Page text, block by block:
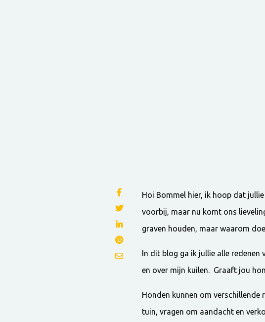
Hoi Bommel hier, ik hoop dat
voorbij, maar nu komt ons
graven houden, maar waarom
In dit blog ga ik jullie alle
en over mijn kuilen. Graaft jou
Honden kunnen om verschillende
tuin, vragen om aandacht en